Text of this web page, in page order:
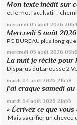
Mon texte inédit sur
et le mot facultatif :
mercredi 05 août 2026
Mercredi 5 août 2026
PC BUREAU plus long
mercredi 05 août 2026
La nuit je récite pour
Disparus du Larousse 2
mardi 04 août 2026 21h58
J'ai craqué samedi au
mardi 04 août 2026 21h55
« Écrivez ce que vous
Mais sacrifier un cheveu